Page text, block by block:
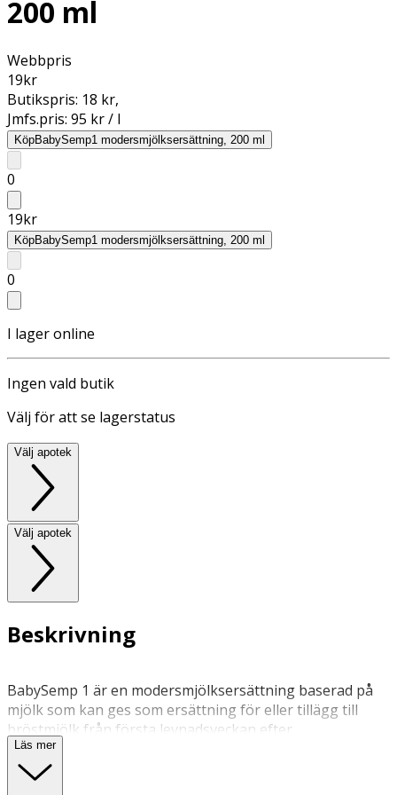
200 ml
Webbpris
19kr
Butikspris: 18 kr,
Jmfs.pris: 95 kr / l
KöpBabySemp1 modersmjölksersättning, 200 ml
0
19kr
KöpBabySemp1 modersmjölksersättning, 200 ml
0
I lager online
Ingen vald butik
Välj för att se lagerstatus
Välj apotek
Välj apotek
Beskrivning
BabySemp 1 är en modersmjölksersättning baserad på
mjölk som kan ges som ersättning för eller tillägg till
bröstmjölk från första levnadsveckan efter
rekommendation av BVC eller barnläkare. BabySemp 1
tillagas enligt anvisning på förpackningen och täcker
Läs mer